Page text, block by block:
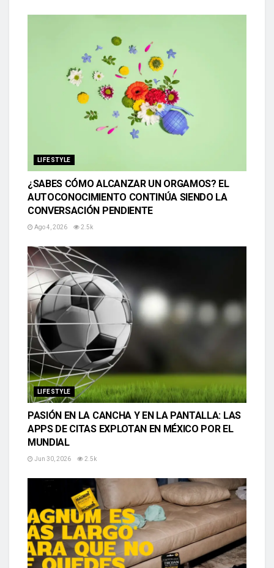
LIFESTYLE
¿SABES CÓMO ALCANZAR UN ORGAMOS? EL
AUTOCONOCIMIENTO CONTINÚA SIENDO LA
CONVERSACIÓN PENDIENTE
Ago 4, 2026 2.5k
LIFESTYLE
PASIÓN EN LA CANCHA Y EN LA PANTALLA: LAS
APPS DE CITAS EXPLOTAN EN MÉXICO POR EL
MUNDIAL
Jun 30, 2026 2.5k